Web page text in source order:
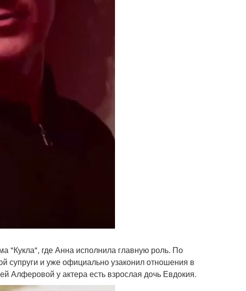
"Кукла", где Анна исполнила главную роль. По
супруги и уже официально узаконил отношения в
Алферовой у актера есть взрослая дочь Евдокия.